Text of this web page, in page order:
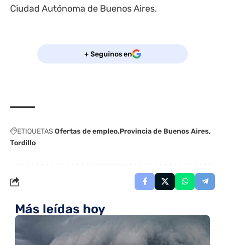
Ciudad Autónoma de Buenos Aires.
+ Seguinos en
ETIQUETAS Ofertas de empleo Provincia de Buenos Aires
Tordillo
Más leídas hoy